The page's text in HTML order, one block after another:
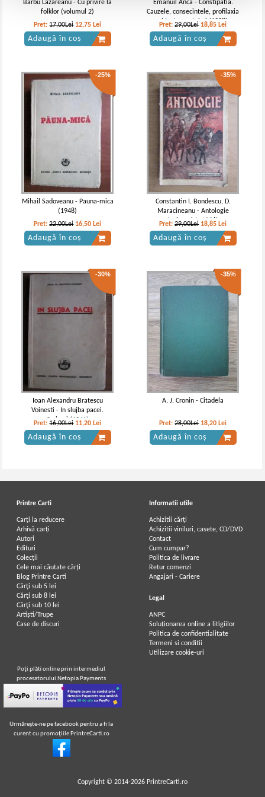
Barbu Lazareanu - Cu privire la
folklor (volumul 2)
Pret:17,00Lei 12,75 Lei
Adaugă în coș
Emanuil Anca - Constipatia.
Cauzele, consecintele, profilaxia
si tratamentul ei (1938)
Pret:29,00Lei 18,85 Lei
Adaugă în coș
-25%
Mihail Sadoveanu - Pauna-mica
(1948)
Pret:22,00Lei 16,50 Lei
Adaugă în coș
-35%
Constantin I. Bondescu, D.
Maracineanu - Antologie
(volumul 1, 1936)
Pret:29,00Lei 18,85 Lei
Adaugă în coș
-30%
Ioan Alexandru Bratescu
Voinesti - In slujba pacei.
Scrisori (1941)
Pret:16,00Lei 11,20 Lei
Adaugă în coș
-35%
A. J. Cronin - Citadela
Pret:28,00Lei 18,20 Lei
Adaugă în coș
Printre Carti
Carți la reducere
Arhivă carți
Autori
Edituri
Colecții
Cele mai căutate cărți
Blog Printre Carti
Cărţi sub 5 lei
Cărţi sub 8 lei
Cărţi sub 10 lei
Artiști/Trupe
Case de discuri
Informatii utile
Achizitii cărți
Achizitii viniluri, casete, CD/DVD
Contact
Cum cumpar?
Politica de livrare
Retur comenzi
Angajari - Cariere
Legal
ANPC
Soluționarea online a litigiilor
Politica de confidentialitate
Termeni si conditii
Utilizare cookie-uri
Poţi plăti online prin intermediul
procesatorului Netopia Payments
Urmăreşte-ne pe facebook pentru a fi la
curent cu promoţiile PrintreCarti.ro
Copyright © 2014-2026 PrintreCarti.ro